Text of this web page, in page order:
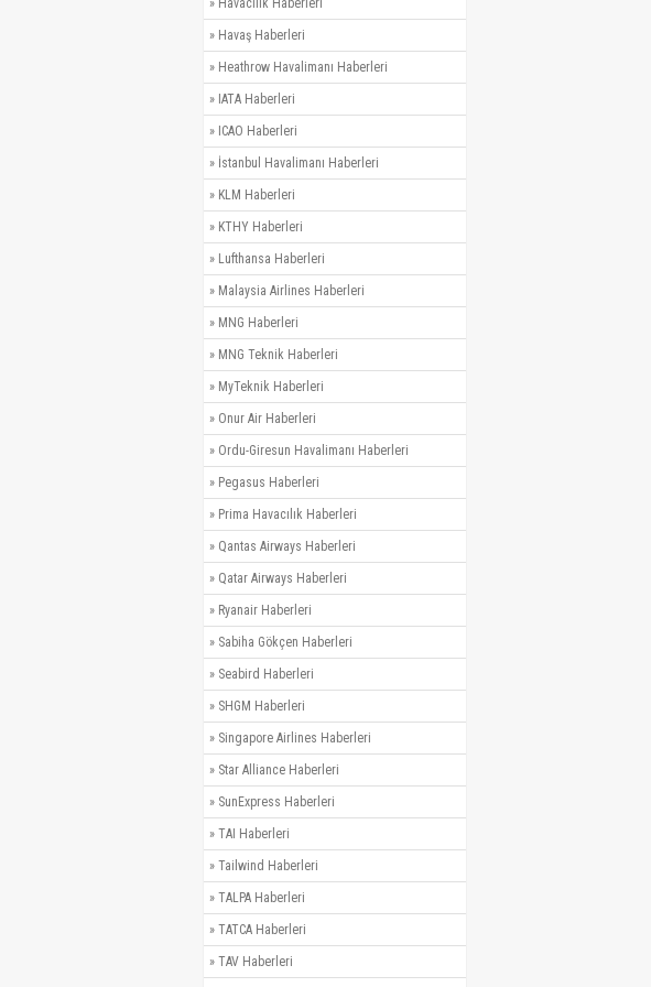
» Havacılık Haberleri
» Havaş Haberleri
» Heathrow Havalimanı Haberleri
» IATA Haberleri
» ICAO Haberleri
» İstanbul Havalimanı Haberleri
» KLM Haberleri
» KTHY Haberleri
» Lufthansa Haberleri
» Malaysia Airlines Haberleri
» MNG Haberleri
» MNG Teknik Haberleri
» MyTeknik Haberleri
» Onur Air Haberleri
» Ordu-Giresun Havalimanı Haberleri
» Pegasus Haberleri
» Prima Havacılık Haberleri
» Qantas Airways Haberleri
» Qatar Airways Haberleri
» Ryanair Haberleri
» Sabiha Gökçen Haberleri
» Seabird Haberleri
» SHGM Haberleri
» Singapore Airlines Haberleri
» Star Alliance Haberleri
» SunExpress Haberleri
» TAI Haberleri
» Tailwind Haberleri
» TALPA Haberleri
» TATCA Haberleri
» TAV Haberleri